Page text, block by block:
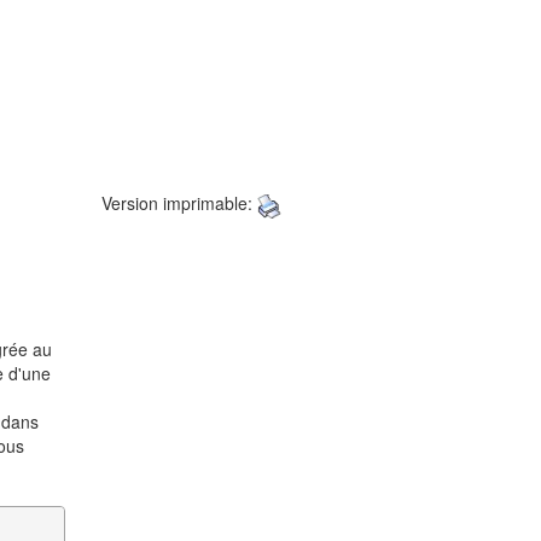
au
d'une
Version imprimable: